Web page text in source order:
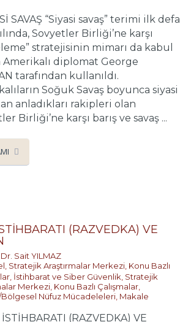
SAVAŞ “Siyasi savaş” terimi ilk defa
Sovyetler Birliği’ne karşı
stratejisinin mimarı da kabul
diplomat George
tarafından kullanıldı.
Soğuk Savaş boyunca siyasi
anladıkları rakipleri olan
Birliği’ne karşı barış ve savaş ...
(RAZVEDKA) VE
Sait YILMAZ
Stratejik Araştırmalar Merkezi Konu Bazlı
İstihbarat ve Siber Güvenlik Stratejik
Merkezi Konu Bazlı Çalışmalar
Bölgesel Nüfuz Mücadeleleri Makale
(RAZVEDKA) VE